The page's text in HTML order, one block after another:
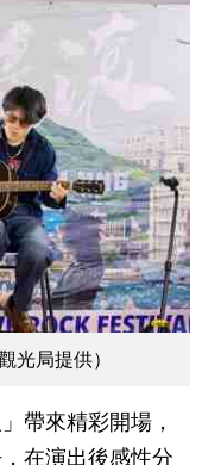
光局提供）
帶來精彩開場，
在演出後感性分